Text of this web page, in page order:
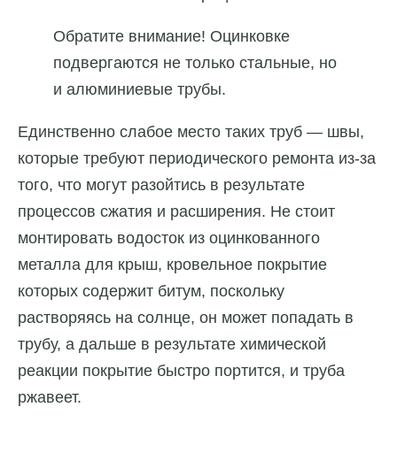
Обратите внимание! Оцинковке
подвергаются не только стальные, но
и алюминиевые трубы.
Единственно слабое место таких труб — швы,
которые требуют периодического ремонта из-за
того, что могут разойтись в результате
процессов сжатия и расширения. Не стоит
монтировать водосток из оцинкованного
металла для крыш, кровельное покрытие
которых содержит битум, поскольку
растворяясь на солнце, он может попадать в
трубу, а дальше в результате химической
реакции покрытие быстро портится, и труба
ржавеет.